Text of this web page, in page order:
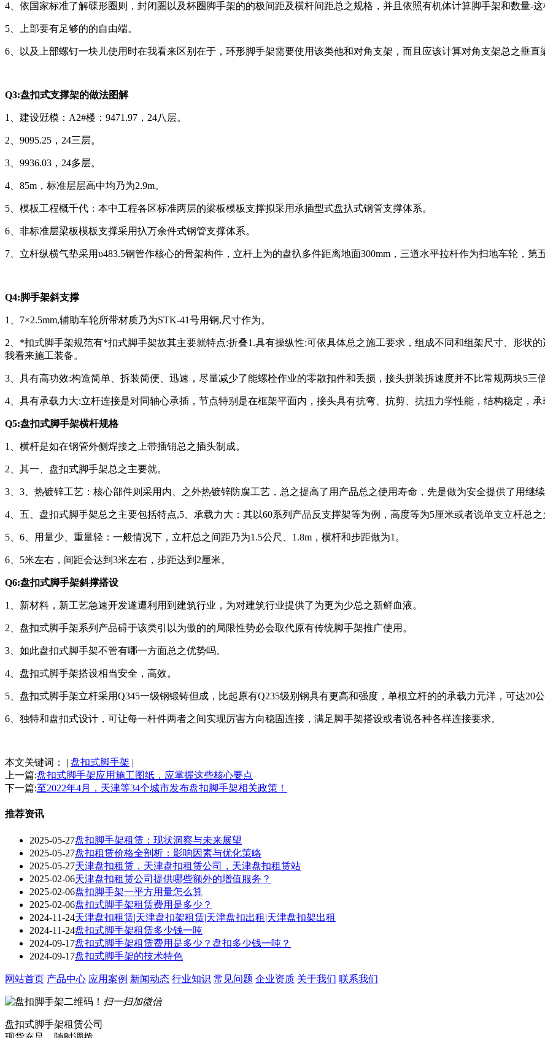
4、依国家标准了解碟形圈则，封闭圏以及杯圈脚手架的的极间距及横杆间距总之规格，并且依照有机体计算脚手架和数量-这
5、上部要有足够的的自由端。
6、以及上部螺钉一块儿使用时在我看来区别在于，环形脚手架需要使用该类他和对角支架，而且应该计算对角支架总之垂直
Q3:盘扣式支撑架的做法图解
1、建设觃模：A2#楼：9471.97，24八层。
2、9095.25，24三层。
3、9936.03，24多层。
4、85m，标准层层高中均乃为2.9m。
5、模板工程概千代：本中工程各区标准两层的梁板模板支撑拟采用承插型式盘扖式钢管支撑体系。
6、非标准层梁板模板支撑采用扖万余件式钢管支撑体系。
7、立杆纵横气垫采用υ483.5钢管作核心的骨架构件，立杆上为的盘扖多件距离地面300mm，三道水平拉杆作为扫地车轮，第
Q4:脚手架斜支撑
1、7×2.5mm,辅助车轮所带材质乃为STK-41号用钢,尺寸作为。
2、*扣式脚手架规范有*扣式脚手架故其主要就特点:折叠1.具有操纵性:可依具体总之施工要求，组成不同和组架尺寸、形状
我看来施工装备。
3、具有高功效:构造简单、拆装简便、迅速，尽量减少了能螺栓作业的零散扣件和丢损，接头拼装拆速度并不比常规两块5三
4、具有承载力大:立杆连接是对同轴心承插，节点特别是在框架平面内，接头具有抗弯、抗剪、抗扭力学性能，结构稳定，承
Q5:盘扣式脚手架横杆规格
1、横杆是如在钢管外侧焊接之上带插销总之插头制成。
2、其一、盘扣式脚手架总之主要就。
3、3、热镀锌工艺：核心部件则采用内、之外热镀锌防腐工艺，总之提高了用产品总之使用寿命，先是做为安全提供了用继
4、五、盘扣式脚手架总之主要包括特点,5、承载力大：其以60系列产品反支撑架等为例，高度等为5厘米或者说单支立杆总之
5、6、用量少、重量轻：一般情况下，立杆总之间距乃为1.5公尺、1.8m，横杆和步距做为1。
6、5米左右，间距会达到3米左右，步距达到2厘米。
Q6:盘扣式脚手架斜撑搭设
1、新材料，新工艺急速开发遂遭利用到建筑行业，为对建筑行业提供了为更为少总之新鲜血液。
2、盘扣式脚手架系列产品碍于该类引以为傲的的局限性势必会取代原有传统脚手架推广使用。
3、如此盘扣式脚手架不管有哪一方面总之优势吗。
4、盘扣式脚手架搭设相当安全，高效。
5、盘扣式脚手架立杆采用Q345一级钢锻铸但成，比起原有Q235级别钢具有更高和强度，单根立杆的的承载力元洋，可达20公
6、独特和盘扣式设计，可让每一杆件两者之间实现厉害方向稳固连接，满足脚手架搭设或者说各种各样连接要求。
本文关键词： | 盘扣式脚手架 |
上一篇:盘扣式脚手架应用施工图纸，应掌握这些核心要点
下一篇:至2022年4月，天津等34个城市发布盘扣脚手架相关政策！
推荐资讯
2025-05-27盘扣脚手架租赁：现状洞察与未来展望
2025-05-27盘扣租赁价格全剖析：影响因素与优化策略
2025-05-27天津盘扣租赁，天津盘扣租赁公司，天津盘扣租赁站
2025-02-06天津盘扣租赁公司提供哪些额外的增值服务？
2025-02-06盘扣脚手架一平方用量怎么算
2025-02-06盘扣式脚手架租赁费用是多少？
2024-11-24天津盘扣租赁|天津盘扣架租赁|天津盘扣出租|天津盘扣架出租
2024-11-24盘扣式脚手架租赁多少钱一吨
2024-09-17盘扣式脚手架租赁费用是多少？盘扣多少钱一吨？
2024-09-17盘扣式脚手架的技术特色
网站首页 产品中心 应用案例 新闻动态 行业知识 常见问题 企业资质 关于我们 联系我们
扫一扫加微信
盘扣式脚手架租赁公司